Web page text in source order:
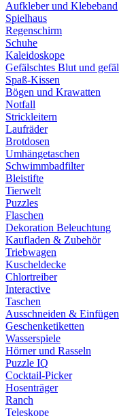
Aufkleber und Klebeband
Spielhaus
Regenschirm
Schuhe
Kaleidoskope
Gefälschtes Blut und
Spaß-Kissen
Bögen und Krawatten
Notfall
Strickleitern
Laufräder
Brotdosen
Umhängetaschen
Schwimmbadfilter
Bleistifte
Tierwelt
Puzzles
Flaschen
Dekoration Beleuchtung
Kaufladen & Zubehör
Triebwagen
Kuscheldecke
Chlortreiber
Interactive
Taschen
Ausschneiden & Einfügen
Geschenketiketten
Wasserspiele
Hörner und Rasseln
Puzzle IQ
Cocktail-Picker
Hosenträger
Ranch
Teleskope